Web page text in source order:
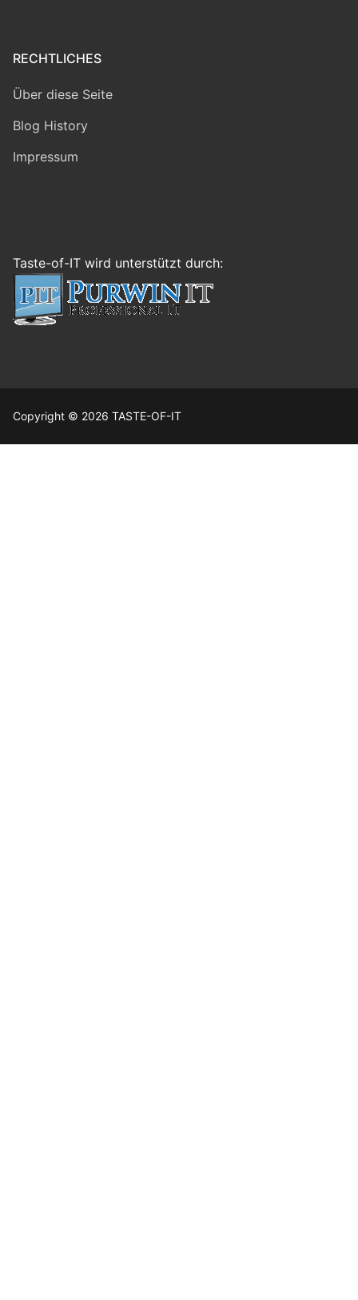
RECHTLICHES
Über diese Seite
Blog History
Impressum
Taste-of-IT wird unterstützt durch:
Copyright © 2026 TASTE-OF-IT